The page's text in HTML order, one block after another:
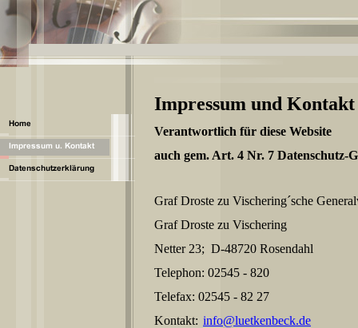
Impressum und Kontakt
Verantwortlich für diese Website
auch gem. Art. 4 Nr. 7
Graf Droste zu Vischering´sche
Graf Droste zu Vischering
Netter 23; D-48720 Rosendahl
Telephon: 02545 - 820
Telefax: 02545 - 82 27
Kontakt: info@luetkenbeck.de